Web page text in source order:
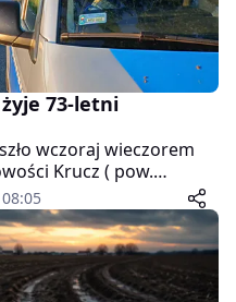
73-letni
wczoraj wieczorem
Krucz ( pow.
zderzeniu samochodu
73-letni mężczyzna.